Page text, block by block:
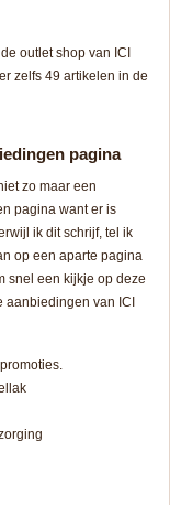
outlet shop van ICI
zelfs 49 artikelen in de
pagina
zo maar een
pagina want er is
ik dit schrijf, tel ik
op een aparte pagina
snel een kijkje op deze
aanbiedingen van ICI